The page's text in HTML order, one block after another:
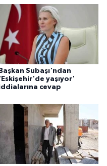
Başkan Subaşı'ndan
'Eskişehir'de yaşıyor'
cevap